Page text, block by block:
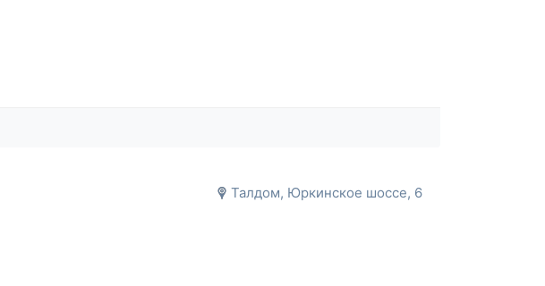
Талдом, Юркинское шоссе, 6